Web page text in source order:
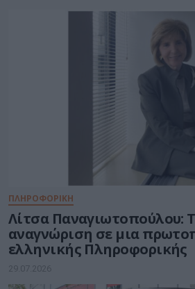
ΠΛΗΡΟΦΟΡΙΚΗ
Λίτσα Παναγιωτοπούλου:
αναγνώριση σε μια
ελληνικής Πληροφορικής
29.07.2026